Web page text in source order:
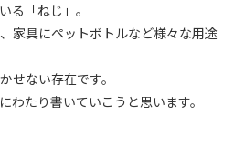
る「ねじ」。
家具にペットボトルなど様々な用途
せない存在です。
わたり書いていこうと思います。